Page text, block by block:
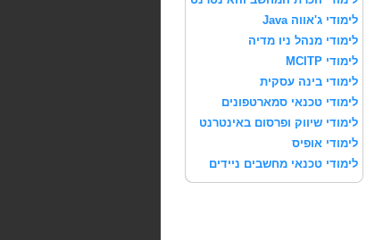
לימודי ג'אווה Java
לימודי מנהל ניו מדיה
לימודי MCITP
לימודי בינה עסקית
לימודי טכנאי סמארטפונים
לימודי שיווק ופרסום באינטרנט
לימודי אופיס
לימודי טכנאי מחשבים ניידים